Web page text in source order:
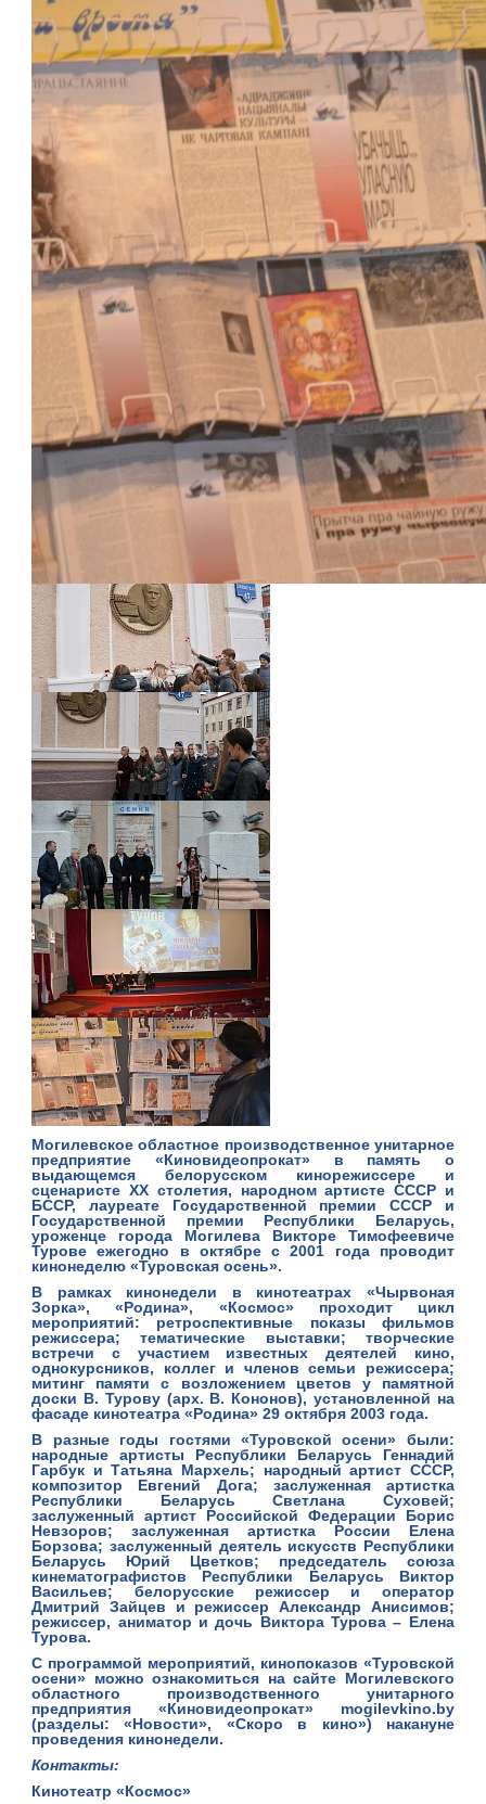
Могилевское областное производственное унитарное
предприятие «Киновидеопрокат» в память о
выдающемся белорусском кинорежиссере и
сценаристе ХХ столетия, народном артисте СССР и
БССР, лауреате Государственной премии СССР и
Государственной премии Республики Беларусь,
уроженце города Могилева Викторе Тимофеевиче
Турове ежегодно в октябре с 2001 года проводит
кинонеделю «Туровская осень».
В рамках кинонедели в кинотеатрах «Чырвоная
Зорка», «Родина», «Космос» проходит цикл
мероприятий: ретроспективные показы фильмов
режиссера; тематические выставки; творческие
встречи с участием известных деятелей кино,
однокурсников, коллег и членов семьи режиссера;
митинг памяти с возложением цветов у памятной
доски В. Турову (арх. В. Кононов), установленной на
фасаде кинотеатра «Родина» 29 октября 2003 года.
В разные годы гостями «Туровской осени» были:
народные артисты Республики Беларусь Геннадий
Гарбук и Татьяна Мархель; народный артист СССР,
композитор Евгений Дога; заслуженная артистка
Республики Беларусь Светлана Суховей;
заслуженный артист Российской Федерации Борис
Невзоров; заслуженная артистка России Елена
Борзова; заслуженный деятель искусств Республики
Беларусь Юрий Цветков; председатель союза
кинематографистов Республики Беларусь Виктор
Васильев; белорусские режиссер и оператор
Дмитрий Зайцев и режиссер Александр Анисимов;
режиссер, аниматор и дочь Виктора Турова – Елена
Турова.
С программой мероприятий, кинопоказов «Туровской
осени» можно ознакомиться на сайте Могилевского
областного производственного унитарного
предприятия «Киновидеопрокат» mogilevkino.by
(разделы: «Новости», «Скоро в кино») накануне
проведения кинонедели.
Контакты:
Кинотеатр «Космос»